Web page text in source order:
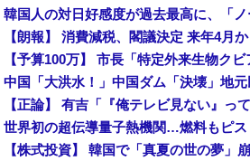
【朗報】 消費減税、閣議決定 来年4月